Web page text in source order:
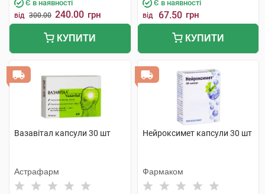
Є в наявності
від 300.00 240.00 грн
КУПИТИ
Є в наявності
від 67.50 грн
КУПИТИ
Вазавітал капсули 30 шт
Астрафарм
Нейроксимет капсули 30 шт
Фармаком